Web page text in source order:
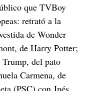
que TVBoy
retrató a la
de Wonder
de Harry Potter;
del pato
Carmena, de
(PSC) con Inés